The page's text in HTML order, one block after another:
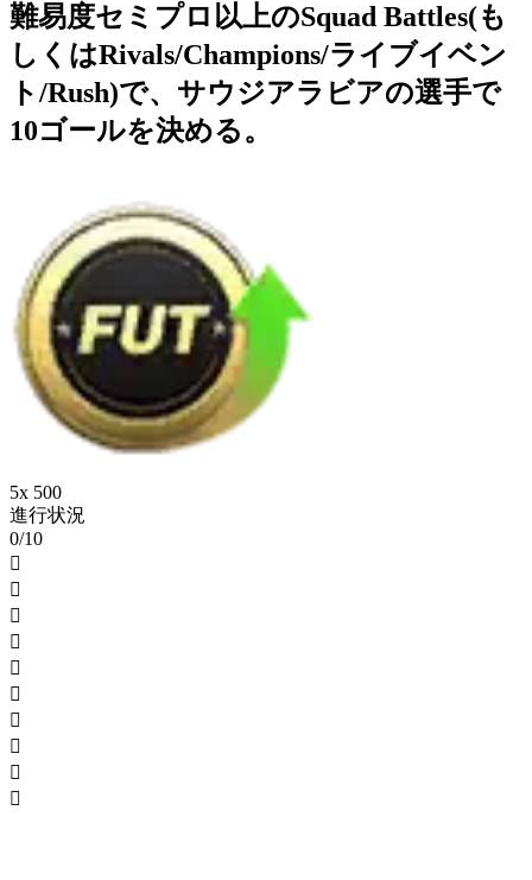
難易度セミプロ以上のSquad Battles(も
しくはRivals/Champions/ライブイベン
ト/Rush)で、サウジアラビアの選手で
10ゴールを決める。
5x 500
進行状況
0/10









